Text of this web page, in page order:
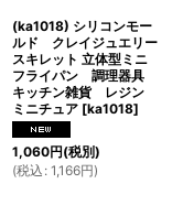
(ka1018) シリコンモー
ルド クレイジュエリー
スキレット 立体型ミニ
フライパン 調理器具
キッチン雑貨 レジン
ミニチュア [ka1018]
1,060円(税別)
(税込 : 1,166円)